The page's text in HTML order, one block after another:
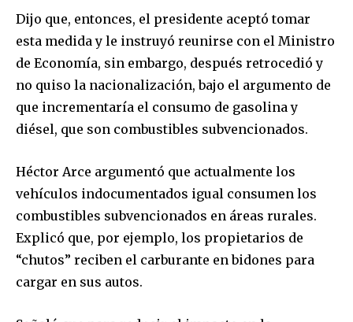
Dijo que, entonces, el presidente aceptó tomar
esta medida y le instruyó reunirse con el Ministro
de Economía, sin embargo, después retrocedió y
no quiso la nacionalización, bajo el argumento de
que incrementaría el consumo de gasolina y
diésel, que son combustibles subvencionados.
Héctor Arce argumentó que actualmente los
vehículos indocumentados igual consumen los
combustibles subvencionados en áreas rurales.
Explicó que, por ejemplo, los propietarios de
“chutos” reciben el carburante en bidones para
cargar en sus autos.